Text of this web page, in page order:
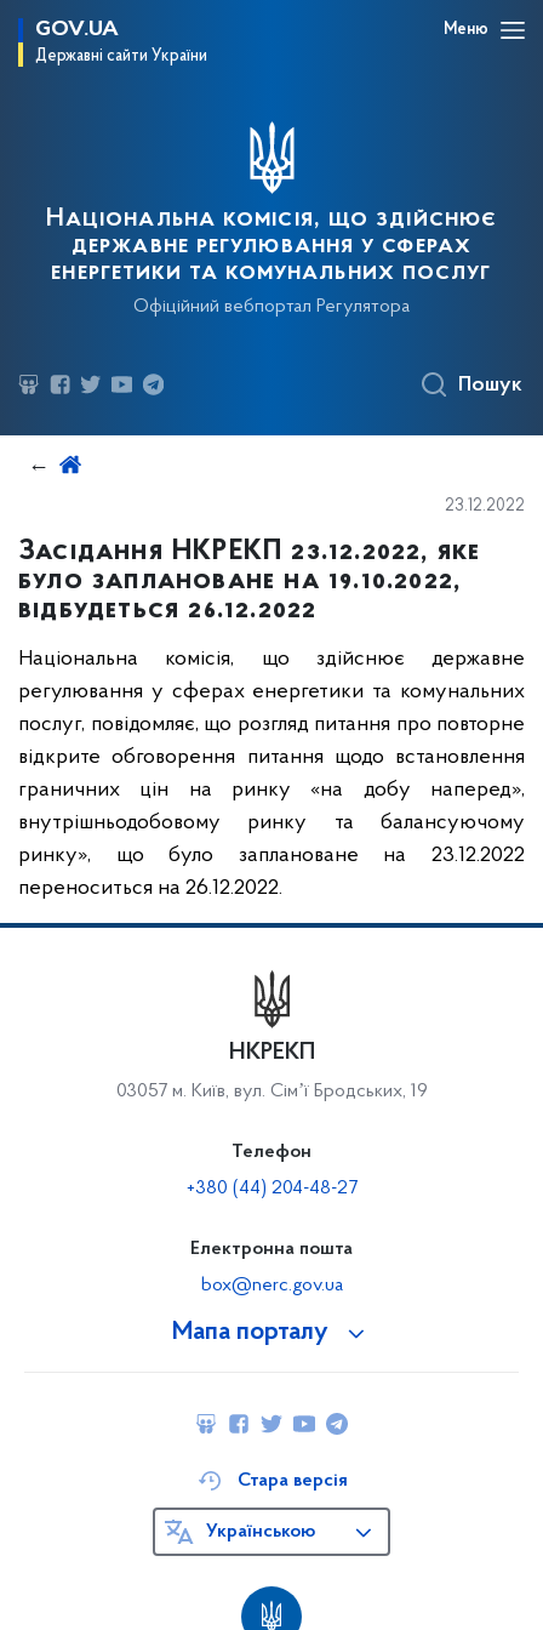
GOV.UA
Державні сайти України
Меню
Національна комісія, що здійснює
державне регулювання у сферах
енергетики та комунальних послуг
Офіційний вебпортал Регулятора
Пошук
23.12.2022
Засідання НКРЕКП 23.12.2022, яке
було заплановане на 19.10.2022,
відбудеться 26.12.2022
Національна комісія, що здійснює державне
регулювання у сферах енергетики та комунальних
послуг, повідомляє, що розгляд питання про повторне
відкрите обговорення питання щодо встановлення
граничних цін на ринку «на добу наперед»,
внутрішньодобовому ринку та балансуючому
ринку», що було заплановане на 23.12.2022
переноситься на 26.12.2022.
Мапа порталу
НКРЕКП
03057 м. Київ, вул. Сімʼї Бродських, 19
Телефон
+380 (44) 204-48-27
Електронна пошта
box@nerc.gov.ua
Стара версія
Українською